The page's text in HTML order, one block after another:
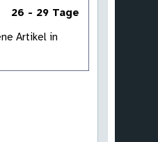
26 - 29 Tage
Artikel in